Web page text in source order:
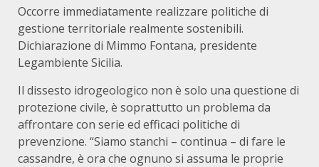
Occorre immediatamente realizzare politiche di
gestione territoriale realmente sostenibili.
Dichiarazione di Mimmo Fontana, presidente
Legambiente Sicilia.
Il dissesto idrogeologico non è solo una questione di
protezione civile, è soprattutto un problema da
affrontare con serie ed efficaci politiche di
prevenzione. “Siamo stanchi – continua – di fare le
cassandre, è ora che ognuno si assuma le proprie